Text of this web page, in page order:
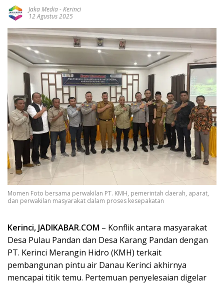
Jaka Media-Kerinci
12 Agustus 2025
Momen Foto bersama perwakilan PT. KMH, pemerintah daerah, aparat,
dan perwakilan masyarakat dalam proses kesepakatan
Kerinci, JADIKABAR.COM – Konflik antara masyarakat
Desa Pulau Pandan dan Desa Karang Pandan dengan
PT. Kerinci Merangin Hidro (KMH) terkait
pembangunan pintu air Danau Kerinci akhirnya
mencapai titik temu. Pertemuan penyelesaian digelar